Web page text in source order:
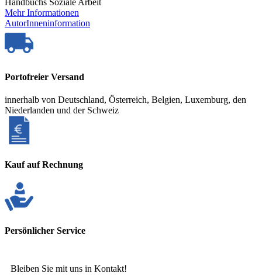
Mehr Informationen
AutorInneninformation
Portofreier Versand
innerhalb von Deutschland, Österreich, Belgien, Luxemburg, den
Niederlanden und der Schweiz
Kauf auf Rechnung
Persönlicher Service
Bleiben Sie mit uns in Kontakt!